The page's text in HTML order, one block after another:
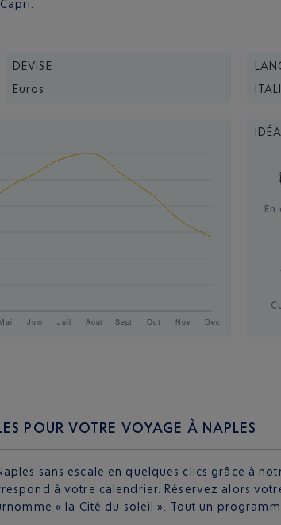
DEVISE
Euros
En
POUR VOTRE VOYAGE À NAPLES
sans escale en quelques clics grâce à
à votre calendrier. Réservez alors
« la Cité du soleil ». Tout un